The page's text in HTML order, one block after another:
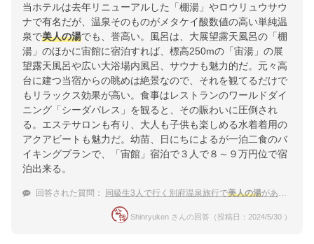
当ホテルは去年リニューアルした「棚湯」やロウリュウサウ
ナで有名だが、温泉そのものがメタケイ酸数値の高い単純温
泉で美人の湯でも、誉高い。風呂は、大展望露天風呂の「棚
湯」のほかに宙館に宿泊すれば、標高250mの「宙湯」の展
望露天風呂や広い大浴場内風呂、サウナも魅力的だ。元々高
台に建つ当宿からの眺めは絶景なので、それを観てるだけで
もリラックス効果が高い。食事はレストランのワールドダイ
ニング「シーダパレス」を観ると、その賑わいに圧倒され
る。エステサロンも有り、大人も子供も楽しめる水着着用の
アクアビートも魅力だ。幼苗、日にちによるが一泊二食のバ
イキングプランで、「宙館」宿泊で３人で８～９万円位で宿
泊出来る。
回答された質問： 同級生3人で行く別府温泉旅行で美人の湯がある宿を教えて下さい。
Shinryuken さんの回答（投稿日：2024/5/30 ）